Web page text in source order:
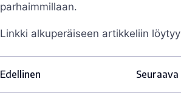
parhaimmillaan.
Linkki alkuperäiseen artikkeliin löytyy
Edellinen Seuraava